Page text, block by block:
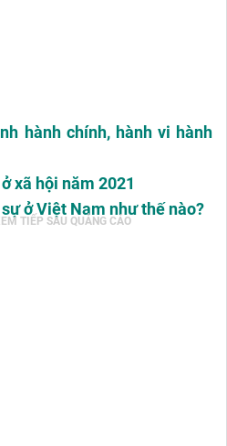
hành chính, hành vi hành
xã hội năm 2021
ở Việt Nam như thế nào?